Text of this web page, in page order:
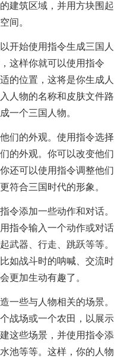
建筑区域，并用方块围起
间。
开始使用指令生成三国人
这样你就可以使用指令
的位置，这将是你生成人
人物的名称和皮肤文件路
一个三国人物。
们的外观。使用指令选择
的外观。你可以改变他们
还可以使用指令调整他们
符合三国时代的形象。
令添加一些动作和对话。
指令输入一个动作或对话
武器、行走、跳跃等等。
如战斗时的呐喊、交流时
更加生动有趣了。
一些与人物相关的场景。
战场或一个农田，以展示
这些场景，并使用指令添
池等等。这样，你的人物